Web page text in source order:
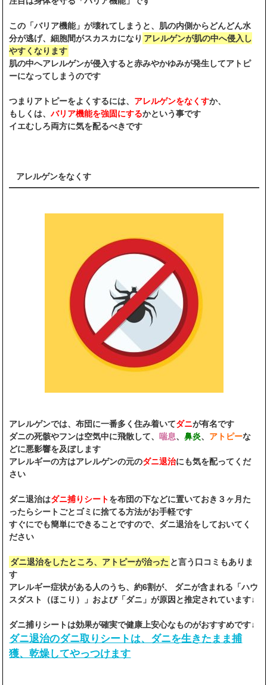
この「バリア機能」が壊れてしまうと、肌の内側からどんどん水
分が逃げ、細胞間がスカスカになり アレルゲンが肌の中へ侵入し
やすくなります
肌の中へアレルゲンが侵入すると赤みやかゆみが発生してアトピ
ーになってしまうのです
つまりアトピーをよくするには、 アレルゲンをなくすか、
もしくは、バリア機能を強固にするかという事です
イエむしろ両方に気を配るべきです
アレルゲンをなくす
アレルゲンでは、布団に一番多く住み着いてダニが有名です
ダニの死骸やフンは空気中に飛散して、喘息、鼻炎、 アトピーな
どに悪影響を及ぼします
アレルギーの方はアレルゲンの元のダニ退治にも気を配ってくだ
さい
ダニ退治はダニ捕りシートを布団の下などに置いておき３ヶ月た
ったらシートごとゴミに捨てる方法がお手軽です
すぐにでも簡単にできることですので、ダニ退治をしておいてく
ださい
ダニ退治をしたところ、アトピーが治った と言う口コミもありま
す
アレルギー症状がある人のうち、約6割が、 ダニが含まれる「ハウ
スダスト（ほこり）」および「ダニ」が原因と推定されています↓
ダニ捕りシートは効果が確実で健康上安心なものがおすすめです↓
ダニ退治のダニ取りシートは、ダニを生きたまま捕
獲、乾燥してやっつけます